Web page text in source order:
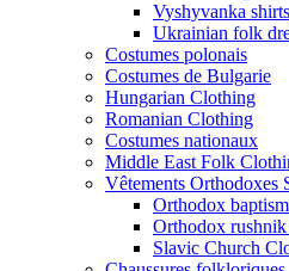
Vyshyvanka shirts
Ukrainian folk
Costumes polonais
Costumes de Bulgarie
Hungarian Clothing
Romanian Clothing
Costumes nationaux
Middle East Folk
Vêtements Orthodoxes
Orthodox
Orthodox
Slavic Church